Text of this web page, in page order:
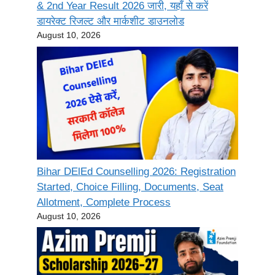
& 2nd Year Result 2026 जारी, यहाँ से करें
डायरेक्ट रिजल्ट और मार्कशीट डाउनलोड
August 10, 2026
Bihar DElEd Counselling 2026: Registration
Started, Choice Filling, Documents, Seat
Allotment, Complete Process
August 10, 2026